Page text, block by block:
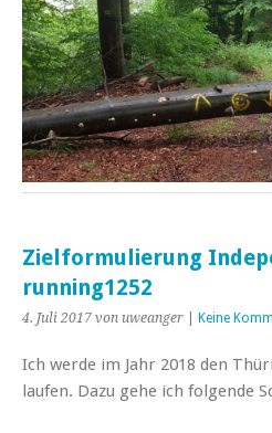
Zielformulierung
running1252
4. Juli 2017 von uweanger Keine
Ich werde im Jahr 2018 den
laufen. Dazu gehe ich folgende